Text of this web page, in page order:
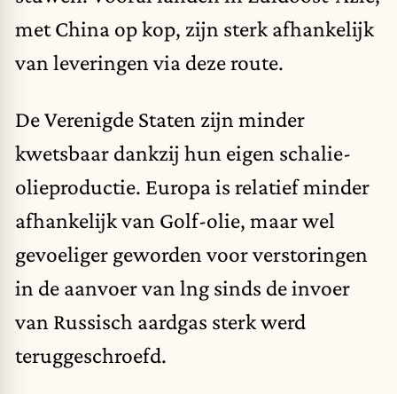
met China op kop, zijn sterk afhankelijk
van leveringen via deze route.
De Verenigde Staten zijn minder
kwetsbaar dankzij hun eigen schalie-
olieproductie. Europa is relatief minder
afhankelijk van Golf-olie, maar wel
gevoeliger geworden voor verstoringen
in de aanvoer van lng sinds de invoer
van Russisch aardgas sterk werd
teruggeschroefd.